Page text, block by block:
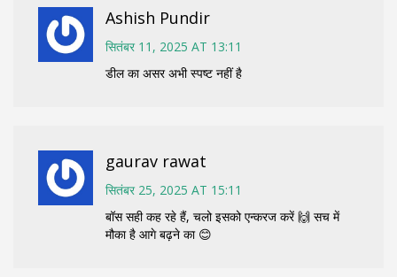
Ashish Pundir
सितंबर 11, 2025 AT 13:11
डील का असर अभी स्पष्ट नहीं है
gaurav rawat
सितंबर 25, 2025 AT 15:11
बॉस सही कह रहे हैं, चलो इसको एन्करज करें 🙌 सच में
मौका है आगे बढ़ने का 😊